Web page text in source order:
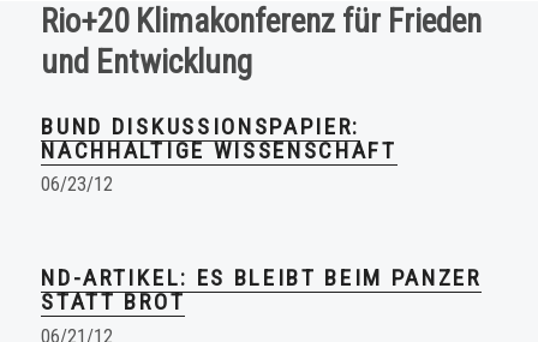
Rio+20 Klimakonferenz für Frieden
und Entwicklung
BUND DISKUSSIONSPAPIER:
NACHHALTIGE WISSENSCHAFT
06/23/12
ND-ARTIKEL: ES BLEIBT BEIM PANZER
STATT BROT
06/21/12